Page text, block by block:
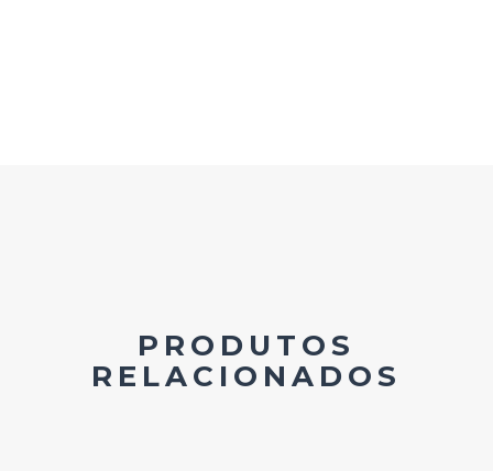
PRODUTOS
RELACIONADOS